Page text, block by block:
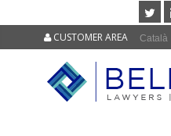
Català
CUSTOMER AREA